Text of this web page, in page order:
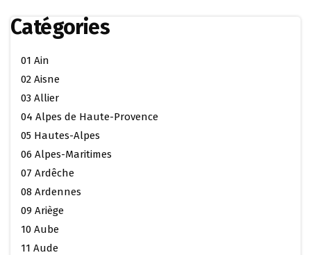
Catégories
01 Ain
02 Aisne
03 Allier
04 Alpes de Haute-Provence
05 Hautes-Alpes
06 Alpes-Maritimes
07 Ardêche
08 Ardennes
09 Ariège
10 Aube
11 Aude